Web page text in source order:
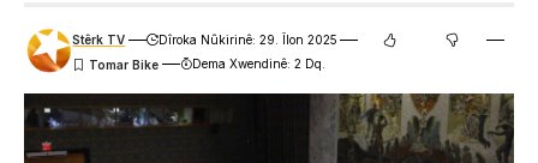
Stêrk TV
Dîroka Nûkirinê: 29. Îlon 2025
Dema Xwendinê: 2 Dq.